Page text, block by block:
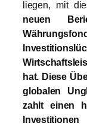
liegen, mit
neuen
hat. Diese
globalen
zahlt einen